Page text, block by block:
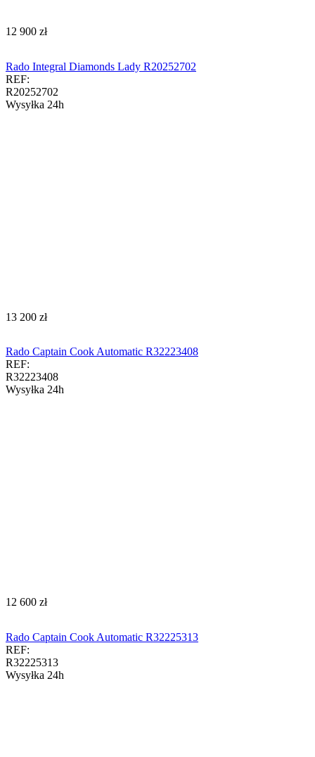
‍12 900‍ zł
Rado Integral Diamonds Lady R20252702
REF:
R20252702
Wysyłka 24h
‍13 200‍ zł
Rado Captain Cook Automatic R32223408
REF:
R32223408
Wysyłka 24h
‍12 600‍ zł
Rado Captain Cook Automatic R32225313
REF:
R32225313
Wysyłka 24h